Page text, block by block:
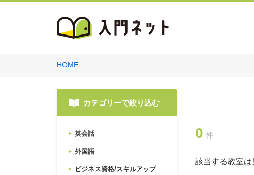
HOME
カテゴリーで絞り込む
英会話
外国語
ビジネス資格/スキルアップ
0 件
該当する教室は